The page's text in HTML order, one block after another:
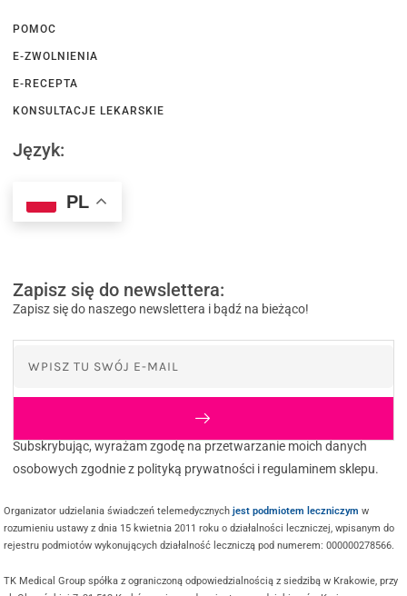
POMOC
E-ZWOLNIENIA
E-RECEPTA
KONSULTACJE LEKARSKIE
Język:
PL
Zapisz się do newslettera:
Zapisz się do naszego newslettera i bądź na bieżąco!
Subskrybując, wyrażam zgodę na przetwarzanie moich danych
osobowych zgodnie z polityką prywatności i regulaminem sklepu.
Organizator udzielania świadczeń telemedycznychjest podmiotem leczniczym w
rozumieniu ustawy z dnia 15 kwietnia 2011 roku o działalności leczniczej, wpisanym do
rejestru podmiotów wykonujących działalność leczniczą pod numerem: 000000278566.
TK Medical Group spółka z ograniczoną odpowiedzialnością z siedzibą w Krakowie, przy